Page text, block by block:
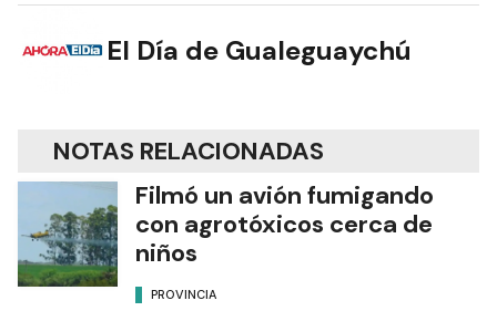
El Día de Gualeguaychú
NOTAS RELACIONADAS
Filmó un avión fumigando
con agrotóxicos cerca de
niños
PROVINCIA